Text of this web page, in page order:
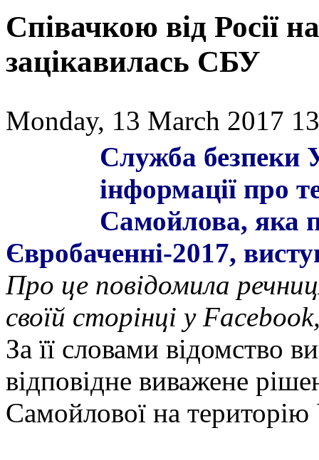
Співачкою від Росії
зацікавилась СБУ
Monday, 13 March 2017
Служба безпеки
інформації про
Самойлова, яка
Євробаченні-2017,
Про це повідомила
своїй сторінці у
За її словами відомство
відповідне виважене
Самойлової на територію